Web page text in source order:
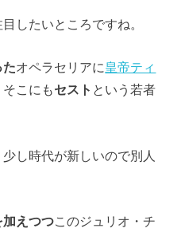
したいところですね。
たオペラセリアに皇帝ティ
こにもセスト という若者
し時代が新しいので別人
加えつつこのジュリオ・チ